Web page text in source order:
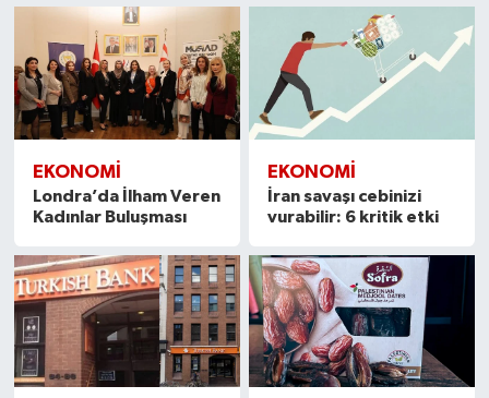
EKONOMİ
Londra’da İlham Veren
Kadınlar Buluşması
EKONOMİ
İran savaşı cebinizi
vurabilir: 6 kritik etki